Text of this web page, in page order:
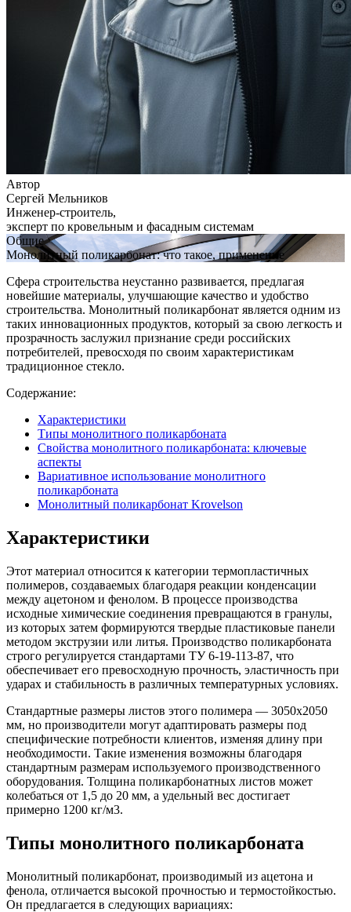
Автор
Сергей Мельников
Инженер-строитель,
эксперт по кровельным и фасадным системам
Общие
Монолитный поликарбонат: что такое, применение
Сфера строительства неустанно развивается, предлагая
новейшие материалы, улучшающие качество и удобство
строительства. Монолитный поликарбонат является одним из
таких инновационных продуктов, который за свою легкость и
прозрачность заслужил признание среди российских
потребителей, превосходя по своим характеристикам
традиционное стекло.
Содержание:
Характеристики
Типы монолитного поликарбоната
Свойства монолитного поликарбоната: ключевые
аспекты
Вариативное использование монолитного
поликарбоната
Монолитный поликарбонат Krovelson
Характеристики
Этот материал относится к категории термопластичных
полимеров, создаваемых благодаря реакции конденсации
между ацетоном и фенолом. В процессе производства
исходные химические соединения превращаются в гранулы,
из которых затем формируются твердые пластиковые панели
методом экструзии или литья. Производство поликарбоната
строго регулируется стандартами ТУ 6-19-113-87, что
обеспечивает его превосходную прочность, эластичность при
ударах и стабильность в различных температурных условиях.
Стандартные размеры листов этого полимера — 3050х2050
мм, но производители могут адаптировать размеры под
специфические потребности клиентов, изменяя длину при
необходимости. Такие изменения возможны благодаря
стандартным размерам используемого производственного
оборудования. Толщина поликарбонатных листов может
колебаться от 1,5 до 20 мм, а удельный вес достигает
примерно 1200 кг/м3.
Типы монолитного поликарбоната
Монолитный поликарбонат, производимый из ацетона и
фенола, отличается высокой прочностью и термостойкостью.
Он предлагается в следующих вариациях: